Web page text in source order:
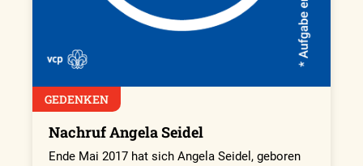
GEDENKEN
Nachruf Angela Seidel
Ende Mai 2017 hat sich Angela Seidel, geboren